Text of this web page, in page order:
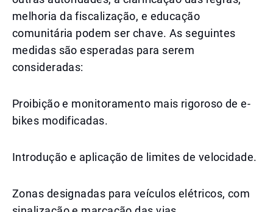
melhoria da fiscalização, e educação
comunitária podem ser chave. As seguintes
medidas são esperadas para serem
consideradas:
Proibição e monitoramento mais rigoroso de e-
bikes modificadas.
Introdução e aplicação de limites de velocidade.
Zonas designadas para veículos elétricos, com